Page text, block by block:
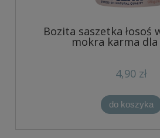
Bozita saszetka łosoś
mokra karma
4,90 zł
do koszyka